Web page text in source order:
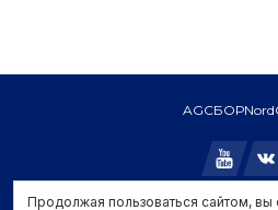
AGCБОР
Продолжая пользоваться сайтом, вы